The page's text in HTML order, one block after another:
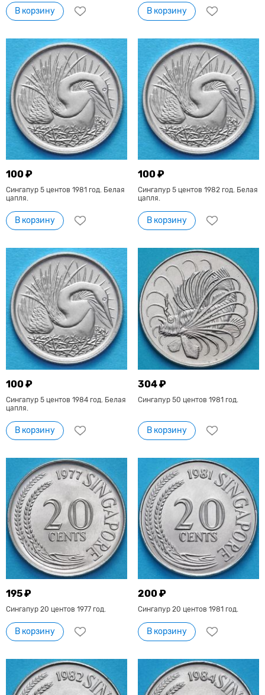
В корзину В корзину
100 ₽
Сингапур 5 центов 1981 год. Белая
цапля.
В корзину
100 ₽
Сингапур 5 центов 1982 год. Белая
цапля.
В корзину
100 ₽
Сингапур 5 центов 1984 год. Белая
цапля.
В корзину
304 ₽
Сингапур 50 центов 1981 год.
В корзину
195 ₽
Сингапур 20 центов 1977 год.
В корзину
200 ₽
Сингапур 20 центов 1981 год.
В корзину